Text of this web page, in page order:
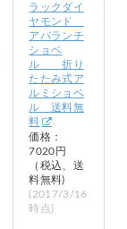
ラックダイ
ヤモンド
アバランチ
ショベ
ル 折り
たたみ式ア
ルミショベ
ル 送料無
料
価格：
7020円
（税込、送
料無料)
(2017/3/16
時点)